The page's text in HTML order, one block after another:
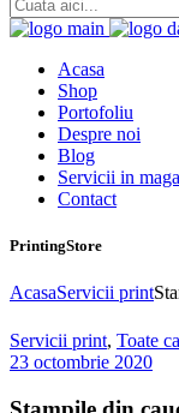
Acasa
Shop
Portofoliu
Despre noi
Blog
Servicii in
Contact
PrintingStore
AcasaServicii print
Servicii print, Toate
23 octombrie 2020